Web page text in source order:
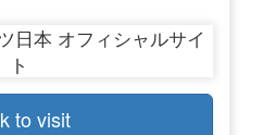
to visit